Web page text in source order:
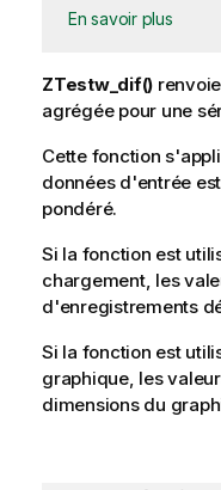
En savoir plus
ZTestw_dif()
agrégée pour une
Cette fonction
données d'entrée
pondéré.
Si la fonction est
chargement, les
d'enregistrements
Si la fonction est
graphique, les
dimensions du